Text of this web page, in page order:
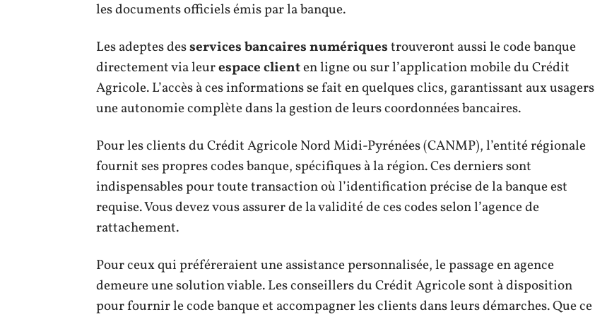
les documents officiels émis par la banque.
Les adeptes desservices bancaires numériquestrouveront aussi le code banque
directement via leurespace clienten ligne ou sur l’application mobile du Crédit
Agricole. L’accès à ces informations se fait en quelques clics, garantissant aux usagers
une autonomie complète dans la gestion de leurs coordonnées bancaires.
Pour les clients du Crédit Agricole Nord Midi-Pyrénées (CANMP), l’entité régionale
fournit ses propres codes banque, spécifiques à la région. Ces derniers sont
indispensables pour toute transaction où l’identification précise de la banque est
requise. Vous devez vous assurer de la validité de ces codes selon l’agence de
rattachement.
Pour ceux qui préféreraient une assistance personnalisée, le passage en agence
demeure une solution viable. Les conseillers du Crédit Agricole sont à disposition
pour fournir le code banque et accompagner les clients dans leurs démarches. Que ce